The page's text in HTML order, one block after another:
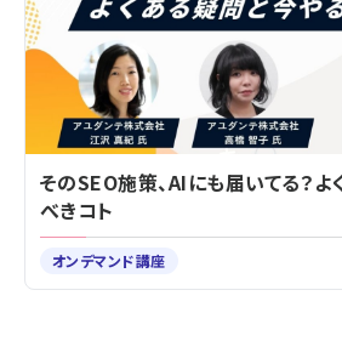
そのSEO施策、AIにも届いてる？よ
べきコト
オンデマンド講座